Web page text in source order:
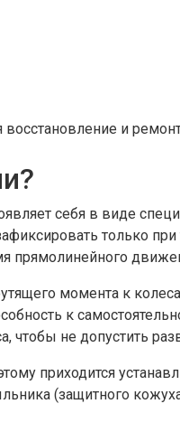
и
себя в виде
только при
прямолинейного
момента к
к
чтобы не допустить
приходится
(защитного